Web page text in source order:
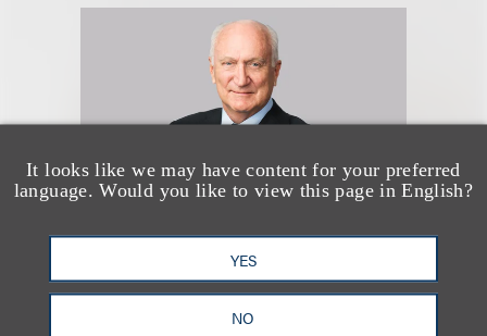
It looks like we may have content for your preferred
language. Would you like to view this page in English?
YES
NO
Marcus S. Owens